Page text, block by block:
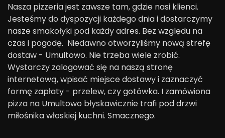
Nasza pizzeria jest zawsze tam, gdzie nasi klienci.
Jesteśmy do dyspozycji każdego dnia i dostarczymy
nasze smakołyki pod każdy adres. Bez względu na
czas i pogodę. Niedawno otworzyliśmy nową strefę
dostaw - Umultowo. Nie trzeba wiele zrobić.
Wystarczy zalogować się na naszą stronę
internetową, wpisać miejsce dostawy i zaznaczyć
formę zapłaty - przelew, czy gotówka. I zamówiona
pizza na Umultowo błyskawicznie trafi pod drzwi
miłośnika włoskiej kuchni. Smacznego.